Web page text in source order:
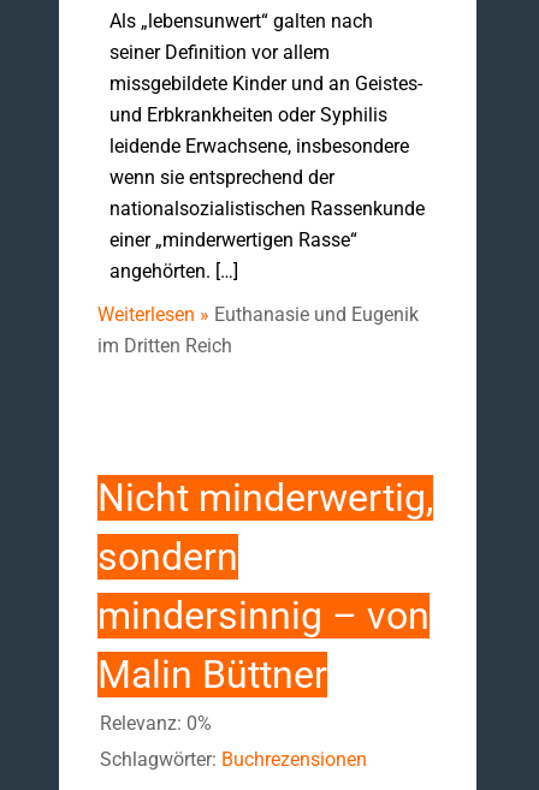
Als „lebensunwert“ galten nach
seiner Definition vor allem
missgebildete Kinder und an Geistes-
und Erbkrankheiten oder Syphilis
leidende Erwachsene, insbesondere
wenn sie entsprechend der
nationalsozialistischen Rassenkunde
einer „minderwertigen Rasse“
angehörten. […]
Weiterlesen » Euthanasie und Eugenik
im Dritten Reich
Nicht minderwertig,
sondern
mindersinnig – von
Malin Büttner
Relevanz: 0%
Schlagwörter: Buchrezensionen